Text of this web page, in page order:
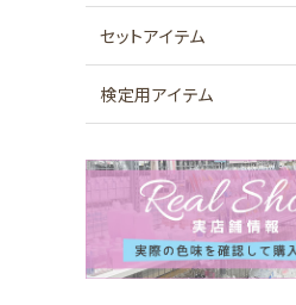
セットアイテム
検定用アイテム